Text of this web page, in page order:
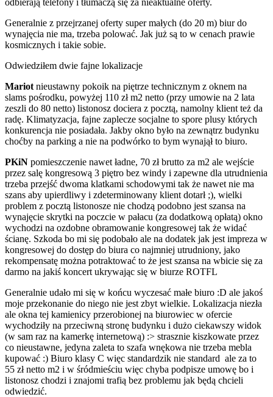
Generalnie z przejrzanej oferty super małych (do 20 m) biur do
wynajęcia nie ma, trzeba polować. Jak już są to w cenach prawie
kosmicznych i takie sobie.
Odwiedziłem dwie fajne lokalizacje
Mariot nieustawny pokoik na piętrze technicznym z oknem na
slams pośrodku, powyżej 110 zł m2 netto (przy umowie na 2 lata
zeszli do 80 netto) listonosz dociera z pocztą, namolny klient też da
radę. Klimatyzacja, fajne zaplecze socjalne to spore plusy których
konkurencja nie posiadała. Jakby okno było na zewnątrz budynku
choćby na parking a nie na podwórko to bym wynajął to biuro.
PKiN pomieszczenie nawet ładne, 70 zł brutto za m2 ale wejście
przez salę kongresową 3 piętro bez windy i zapewne dla utrudnienia
trzeba przejść dwoma klatkami schodowymi tak że nawet nie ma
szans aby upierdliwy i zdeterminowany klient dotarł ;), wielki
problem z pocztą listonosze nie chodzą podobno jest szansa na
wynajęcie skrytki na poczcie w pałacu (za dodatkową opłatą) okno
wychodzi na ozdobne obramowanie kongresowej tak że widać
ścianę. Szkoda bo mi się podobało ale na dodatek jak jest impreza w
kongresowej do dostęp do biura co najmniej utrudniony, jako
rekompensatę można potraktować to że jest szansa na wbicie się za
darmo na jakiś koncert ukrywając się w biurze ROTFL
Generalnie udało mi się w końcu wyczesać małe biuro :D ale jakoś
moje przekonanie do niego nie jest zbyt wielkie. Lokalizacja niezła
ale okna tej kamienicy przerobionej na biurowiec w ofercie
wychodziły na przeciwną stronę budynku i dużo ciekawszy widok
(w sam raz na kamerkę internetową) :> strasznie kiszkowate przez
co nieustawne, jedyna zaleta to szafa wnękowa nie trzeba mebla
kupować :) Biuro klasy C więc standardzik nie standard ale za to
55 zł netto m2 i w śródmieściu więc chyba podpisze umowę bo i
listonosz chodzi i znajomi trafią bez problemu jak będą chcieli
odwiedzić.